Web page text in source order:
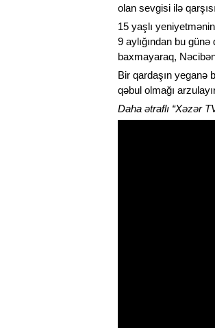
olan sevgisi ilə
15 yaşlı
9 aylığından bu
baxmayaraq,
Bir qardaşın yeganə
qəbul olmağı
Daha ətraflı “Xəzər